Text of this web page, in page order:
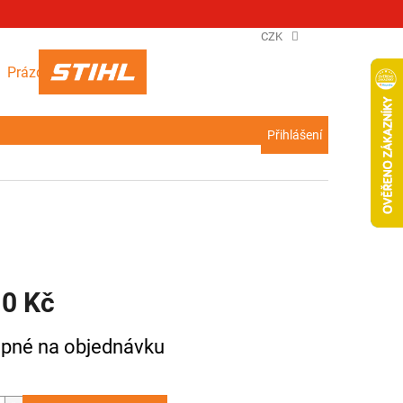
CZK
Přihlášení
NÁKUPNÍ
KOŠÍK
Prázdný košík
Kč
na objednávku